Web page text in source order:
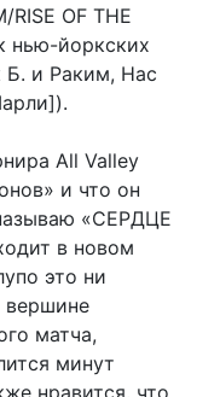
OF THE
нью-йоркских
Б. и Раким, Нас
All Valley
и что он
«СЕРДЦЕ
в новом
это ни
вершине
матча,
минут
нравится, что